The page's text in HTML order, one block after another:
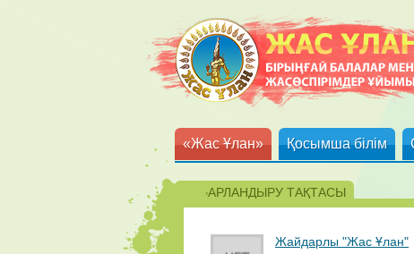
«Жас Ұлан» Қосымша білім
ХАБАРЛАНДЫРУ ТАҚТАСЫ
Жайдарлы "Жас Ұлан"